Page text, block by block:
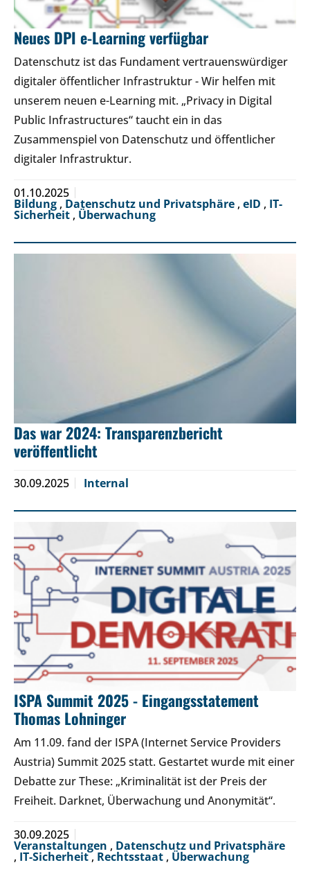
Neues DPI e-Learning verfügbar
Datenschutz ist das Fundament vertrauenswürdiger
digitaler öffentlicher Infrastruktur - Wir helfen mit
unserem neuen e-Learning mit. „Privacy in Digital
Public Infrastructures“ taucht ein in das
Zusammenspiel von Datenschutz und öffentlicher
digitaler Infrastruktur.
01.10.2025
Bildung , Datenschutz und Privatsphäre , eID , IT-
Sicherheit , Überwachung
Das war 2024: Transparenzbericht
veröffentlicht
30.09.2025 Internal
ISPA Summit 2025 - Eingangsstatement
Thomas Lohninger
Am 11.09. fand der ISPA (Internet Service Providers
Austria) Summit 2025 statt. Gestartet wurde mit einer
Debatte zur These: „Kriminalität ist der Preis der
Freiheit. Darknet, Überwachung und Anonymität“.
30.09.2025
Veranstaltungen , Datenschutz und Privatsphäre
, IT-Sicherheit, Rechtsstaat , Überwachung